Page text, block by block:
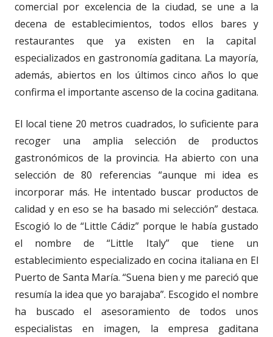
comercial por excelencia de la ciudad, se une a la
decena de establecimientos, todos ellos bares y
restaurantes que ya existen en la capital
especializados en gastronomía gaditana. La mayoría,
además, abiertos en los últimos cinco años lo que
confirma el importante ascenso de la cocina gaditana.
El local tiene 20 metros cuadrados, lo suficiente para
recoger una amplia selección de productos
gastronómicos de la provincia. Ha abierto con una
selección de 80 referencias “aunque mi idea es
incorporar más. He intentado buscar productos de
calidad y en eso se ha basado mi selección” destaca.
Escogió lo de “Little Cádiz” porque le había gustado
el nombre de “Little Italy” que tiene un
establecimiento especializado en cocina italiana en El
Puerto de Santa María. “Suena bien y me pareció que
resumía la idea que yo barajaba”. Escogido el nombre
ha buscado el asesoramiento de todos unos
especialistas en imagen, la empresa gaditana